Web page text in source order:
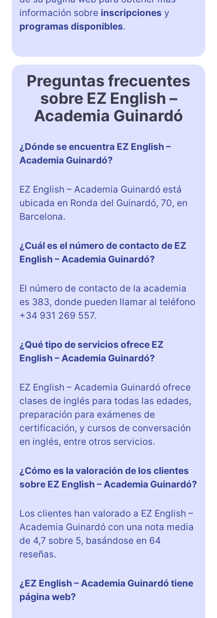
información sobre inscripciones y
programas disponibles.
Preguntas frecuentes
sobre EZ English –
Academia Guinardó
¿Dónde se encuentra EZ English –
Academia Guinardó?
EZ English – Academia Guinardó está
ubicada en Ronda del Guinardó, 70, en
Barcelona.
¿Cuál es el número de contacto de EZ
English – Academia Guinardó?
El número de contacto de la academia
es 383, donde pueden llamar al teléfono
+34 931 269 557.
¿Qué tipo de servicios ofrece EZ
English – Academia Guinardó?
EZ English – Academia Guinardó ofrece
clases de inglés para todas las edades,
preparación para exámenes de
certificación, y cursos de conversación
en inglés, entre otros servicios.
¿Cómo es la valoración de los clientes
sobre EZ English – Academia Guinardó?
Los clientes han valorado a EZ English –
Academia Guinardó con una nota media
de 4,7 sobre 5, basándose en 64
reseñas.
¿EZ English – Academia Guinardó tiene
página web?